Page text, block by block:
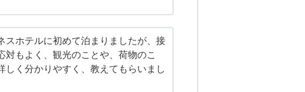
スホテルに初めて泊まりましたが、接
対もよく、観光のことや、荷物のこ
しく分かりやすく、教えてもらいまし